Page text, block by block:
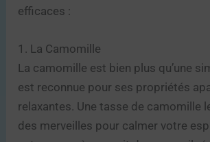
efficaces :
1. La Camomille
La camomille est bien plus qu’une
est reconnue pour ses propriétés
relaxantes. Une tasse de camomille
des merveilles pour calmer votre